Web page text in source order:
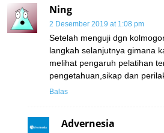
Ning
2 Desember 2019 at 1:08 pm
Setelah menguji dgn
langkah selanjutnya gimana
melihat pengaruh pelatihan
pengetahuan,sikap dan
Balas
Advernesia